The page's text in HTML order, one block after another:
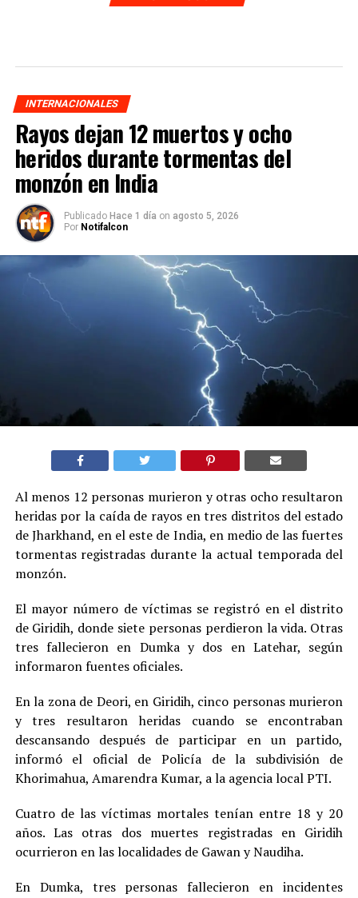
INTERNACIONALES
Rayos dejan 12 muertos y ocho
heridos durante tormentas del
monzón en India
Publicado Hace 1 día on agosto 5, 2026
Por Notifalcon
Al menos 12 personas murieron y otras ocho resultaron
heridas por la caída de rayos en tres distritos del estado
de Jharkhand, en el este de India, en medio de las fuertes
tormentas registradas durante la actual temporada del
monzón.
El mayor número de víctimas se registró en el distrito
de Giridih, donde siete personas perdieron la vida. Otras
tres fallecieron en Dumka y dos en Latehar, según
informaron fuentes oficiales.
En la zona de Deori, en Giridih, cinco personas murieron
y tres resultaron heridas cuando se encontraban
descansando después de participar en un partido,
informó el oficial de Policía de la subdivisión de
Khorimahua, Amarendra Kumar, a la agencia local PTI.
Cuatro de las víctimas mortales tenían entre 18 y 20
años. Las otras dos muertes registradas en Giridih
ocurrieron en las localidades de Gawan y Naudiha.
En Dumka, tres personas fallecieron en incidentes